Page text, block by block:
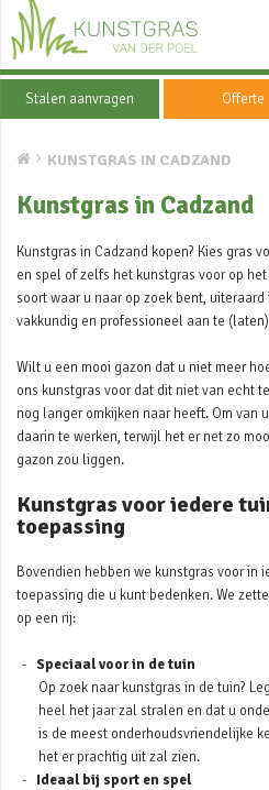
Stalen aanvragen Offerte
KUNSTGRAS IN CADZAND
Kunstgras in Cadzand
Kunstgras in Cadzand kopen? Kies gras
en spel of zelfs het kunstgras voor op
soort waar u naar op zoek bent,
vakkundig en professioneel aan te
Wilt u een mooi gazon dat u niet meer
ons kunstgras voor dat dit niet van echt
nog langer omkijken naar heeft. Om van
daarin te werken, terwijl het er net zo
gazon zou liggen.
Kunstgras voor iedere
toepassing
Bovendien hebben we kunstgras voor in
toepassing die u kunt bedenken. We
op een rij:
Speciaal voor in de tuin
Op zoek naar kunstgras in de tuin?
heel het jaar zal stralen en dat u
is de meest onderhoudsvriendelijke
het er prachtig uit zal zien.
Ideaal bij sport en spel